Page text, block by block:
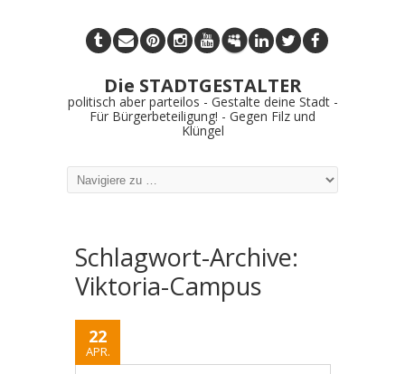
Die STADTGESTALTER
politisch aber parteilos - Gestalte deine Stadt -
Für Bürgerbeteiligung! - Gegen Filz und
Klüngel
Schlagwort-Archive:
Viktoria-Campus
22
APR.